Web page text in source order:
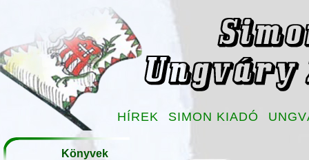
HÍREK SIMON KIADÓ
Könyvek